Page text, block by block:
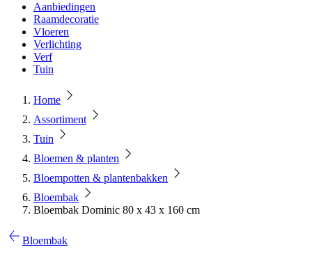
Aanbiedingen
Raamdecoratie
Vloeren
Verlichting
Verf
Tuin
Home
Assortiment
Tuin
Bloemen & planten
Bloempotten & plantenbakken
Bloembak
Bloembak Dominic 80 x 43 x 160 cm
Bloembak